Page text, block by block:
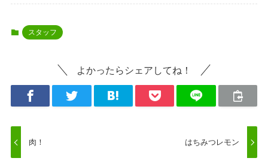
スタッフ
よかったらシェアしてね！
肉！ はちみつレモン